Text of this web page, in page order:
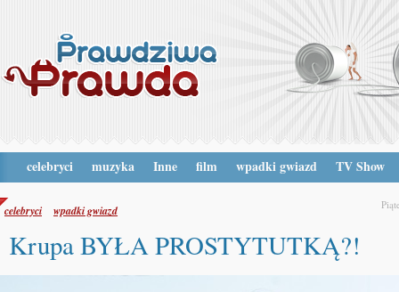
celebryci muzyka Inne film wpadki gwiazd TV Show
celebryci wpadki gwiazd
Krupa BYŁA PROSTYTUTKĄ?!